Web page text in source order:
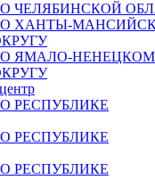
ЧЕЛЯБИНСКОЙ
ХАНТЫ-
ЯМАЛО-
РЕСПУБЛИКЕ
РЕСПУБЛИКЕ
РЕСПУБЛИКЕ